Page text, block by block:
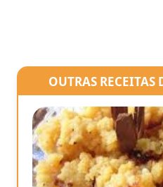
OUTRAS RECEITAS